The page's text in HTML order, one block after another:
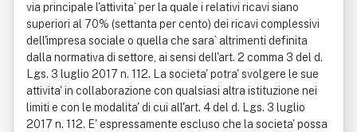
via principale l'attivita` per la quale i relativi ricavi siano
superiori al 70% (settanta per cento) dei ricavi complessivi
dell'impresa sociale o quella che sara` altrimenti definita
dalla normativa di settore, ai sensi dell'art. 2 comma 3 del d.
Lgs. 3 luglio 2017 n. 112. La societa' potra' svolgere le sue
attivita' in collaborazione con qualsiasi altra istituzione nei
limiti e con le modalita' di cui all'art. 4 del d. Lgs. 3 luglio
2017 n. 112. E' espressamente escluso che la societa' possa